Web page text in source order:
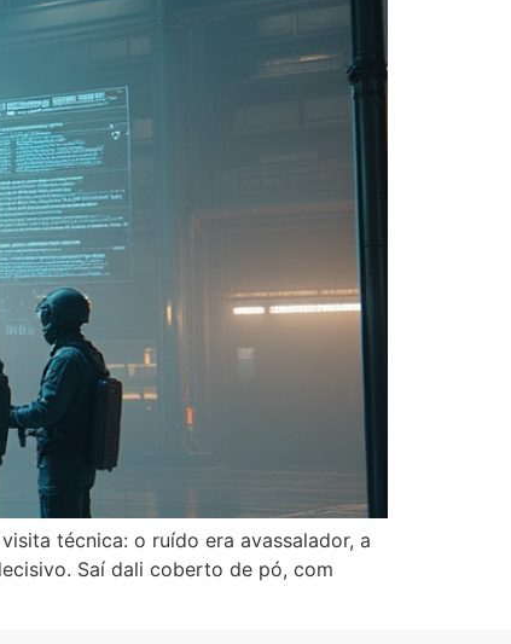
técnica: o ruído era avassalador, a
Saí dali coberto de pó, com